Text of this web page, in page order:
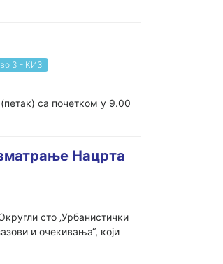
3 - КИ3
са почетком у 9.00
Нацрта
сто „Урбанистички
и очекивања“, који